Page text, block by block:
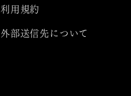
利用規約
外部送信先について